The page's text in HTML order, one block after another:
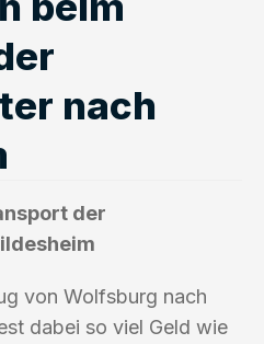
nach
der
von Wolfsburg nach
dabei so viel Geld wie